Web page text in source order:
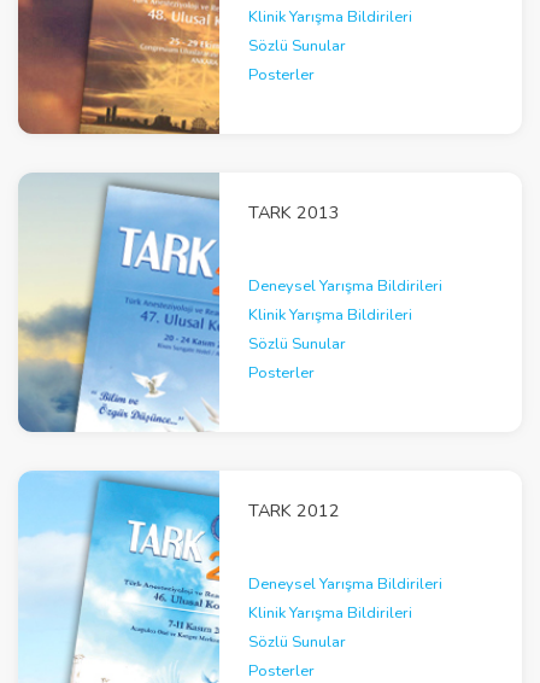
Klinik Yarışma Bildirileri
Sözlü Sunular
Posterler
TARK 2013
Deneysel Yarışma Bildirileri
Klinik Yarışma Bildirileri
Sözlü Sunular
Posterler
TARK 2012
Deneysel Yarışma Bildirileri
Klinik Yarışma Bildirileri
Sözlü Sunular
Posterler